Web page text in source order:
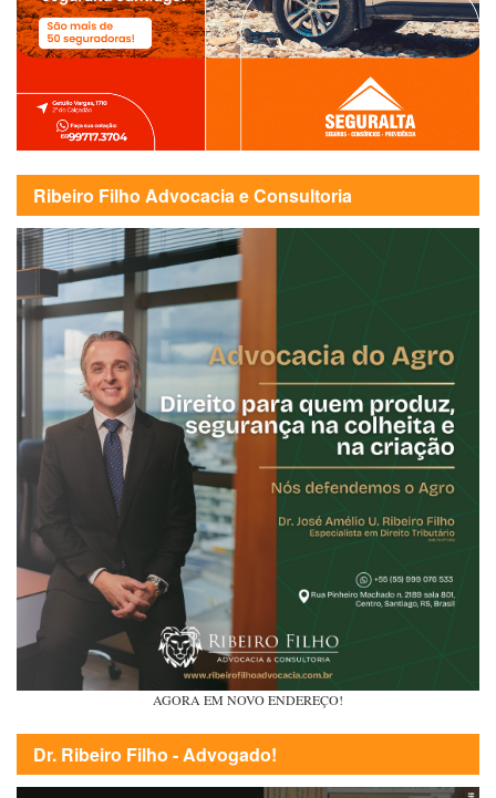
Ribeiro Filho Advocacia e Consultoria
AGORA EM NOVO ENDEREÇO!
Dr. Ribeiro Filho - Advogado!